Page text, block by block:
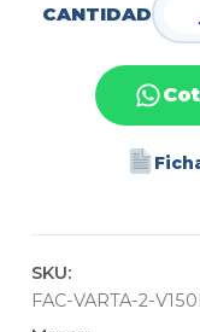
CANTIDAD
SKU:
FAC-VARTA-2-